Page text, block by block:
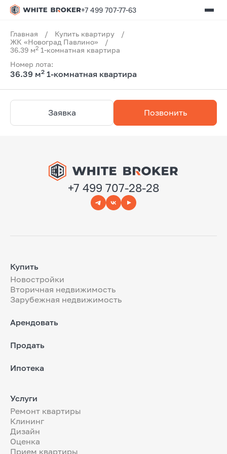
+7 499 707-77-63
Главная / Купить квартиру
/
ЖК «Новоград Павлино»
/
36.39 м2 1-комнатная квартира
Номер лота:
36.39 м2 1-комнатная квартира
Заявка Позвонить
+7 499 707-28-28
Купить
Новостройки
Вторичная недвижимость
Зарубежная недвижимость
Арендовать
Продать
Ипотека
Услуги
Ремонт квартиры
Клининг
Дизайн
Оценка
Прием квартиры